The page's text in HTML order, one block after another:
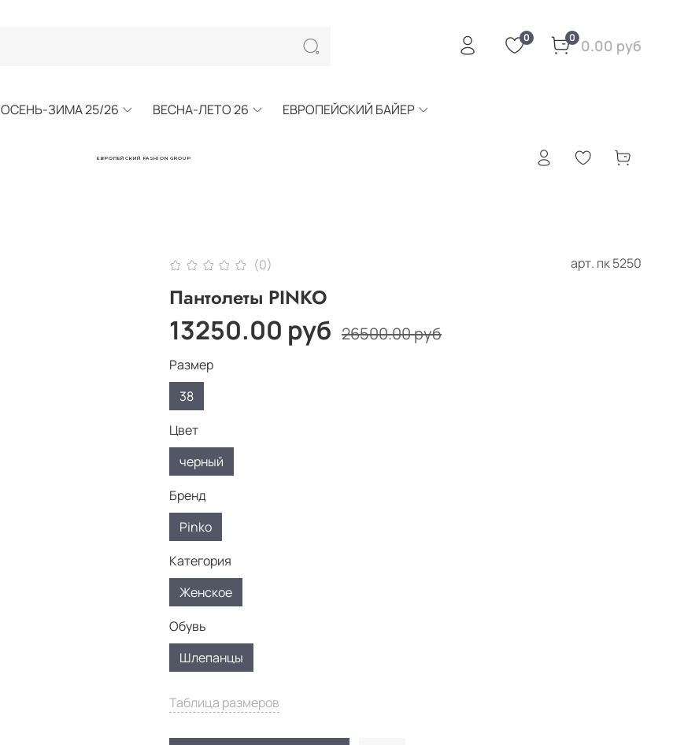
0 0 0.00 руб
ОСЕНЬ-ЗИМА 25/26 ВЕСНА-ЛЕТО 26 ЕВРОПЕЙСКИЙ БАЙЕР
ЕВРОПЕЙСКИЙ FASHION GROUP
(0) арт. пк 5250
Пантолеты PINKO
13250.00 руб 26500.00 руб
Таблица размеров
Размер
38
Цвет
черный
Бренд
Pinko
Категория
Женское
Обувь
Шлепанцы